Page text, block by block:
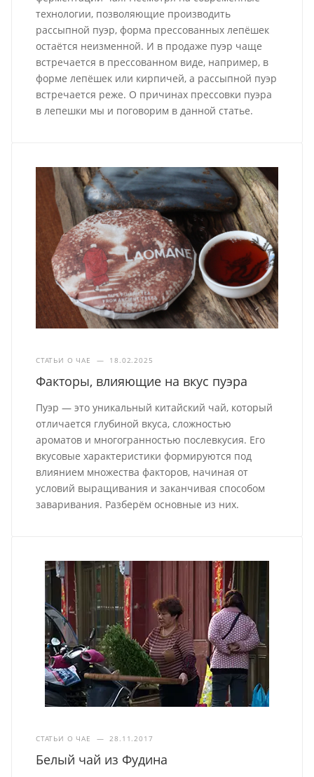
технологии, позволяющие производить
рассыпной пуэр, форма прессованных лепёшек
остаётся неизменной. И в продаже пуэр чаще
встречается в прессованном виде, например, в
форме лепёшек или кирпичей, а рассыпной пуэр
встречается реже. О причинах прессовки пуэра
в лепешки мы и поговорим в данной статье.
СТАТЬИ О ЧАЕ — 18.02.2025
Факторы, влияющие на вкус пуэра
Пуэр — это уникальный китайский чай, который
отличается глубиной вкуса, сложностью
ароматов и многогранностью послевкусия. Его
вкусовые характеристики формируются под
влиянием множества факторов, начиная от
условий выращивания и заканчивая способом
заваривания. Разберём основные из них.
СТАТЬИ О ЧАЕ — 28.11.2017
Белый чай из Фудина